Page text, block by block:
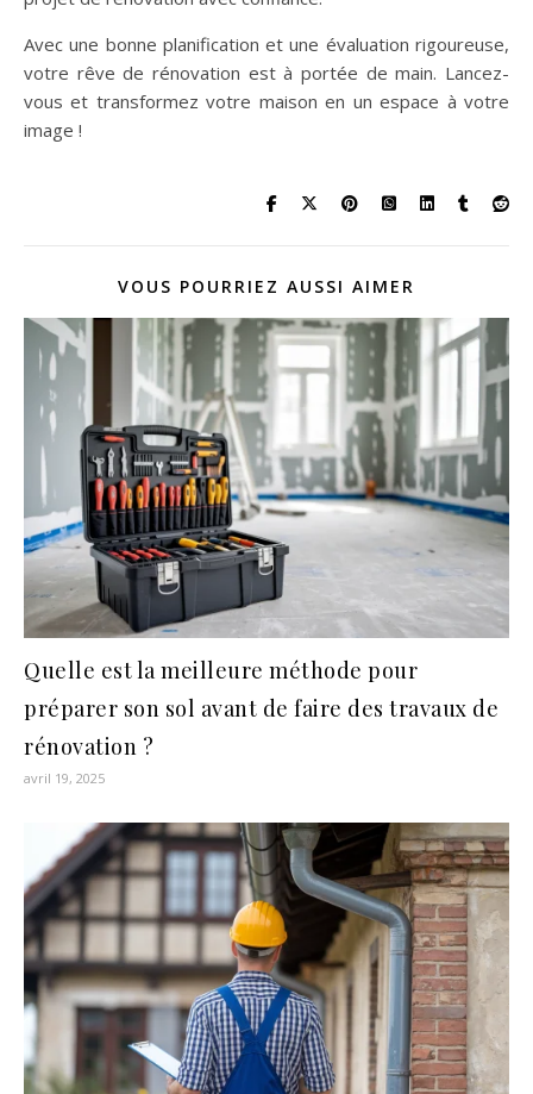
Avec une bonne planification et une évaluation rigoureuse,
votre rêve de rénovation est à portée de main. Lancez-
vous et transformez votre maison en un espace à votre
image !
VOUS POURRIEZ AUSSI AIMER
Quelle est la meilleure méthode pour
préparer son sol avant de faire des travaux de
rénovation ?
avril 19, 2025